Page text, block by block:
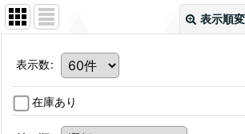
表示順
表示数:
在庫あり